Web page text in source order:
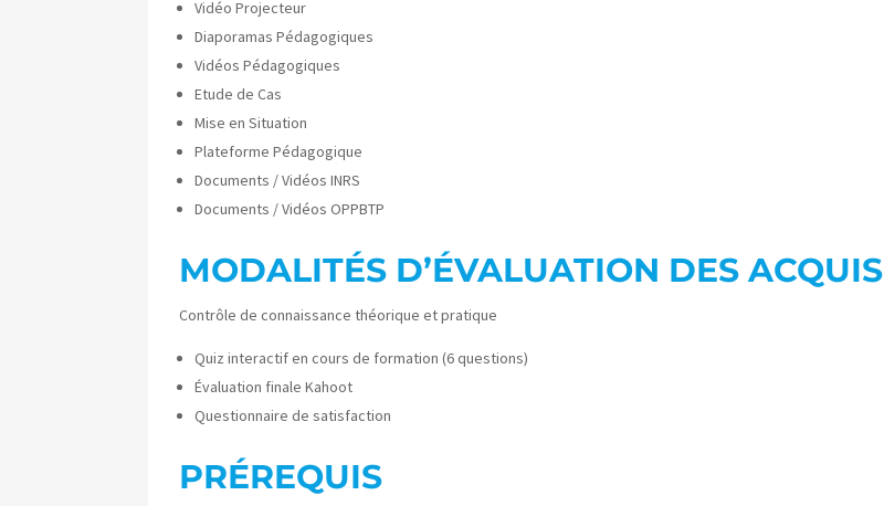
Vidéo Projecteur
Diaporamas Pédagogiques
Vidéos Pédagogiques
Etude de Cas
Mise en Situation
Plateforme Pédagogique
Documents / Vidéos INRS
Documents / Vidéos OPPBTP
MODALITÉS D’ÉVALUATION DES ACQUIS
Contrôle de connaissance théorique et pratique
Quiz interactif en cours de formation (6 questions)
Évaluation finale Kahoot
Questionnaire de satisfaction
PRÉREQUIS